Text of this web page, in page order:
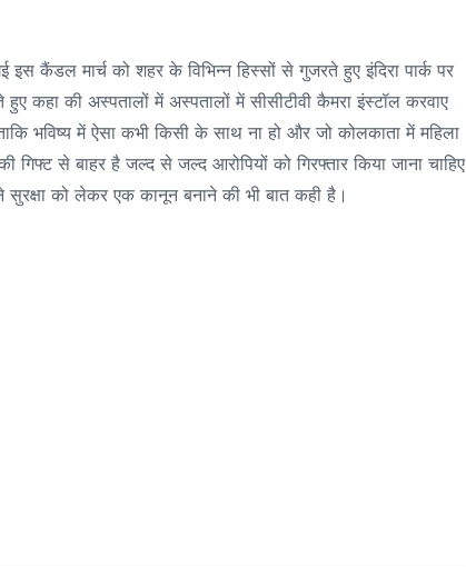
कैंडल मार्च को शहर के विभिन्न हिस्सों से गुजरते हुए इंदिरा पार्क पर
कहा की अस्पतालों में अस्पतालों में सीसीटीवी कैमरा इंस्टॉल करवाए
भविष्य में ऐसा कभी किसी के साथ ना हो और जो कोलकाता में महिला
से बाहर है जल्द से जल्द आरोपियों को गिरफ्तार किया जाना चाहिए
सुरक्षा को लेकर एक कानून बनाने की भी बात कही है।